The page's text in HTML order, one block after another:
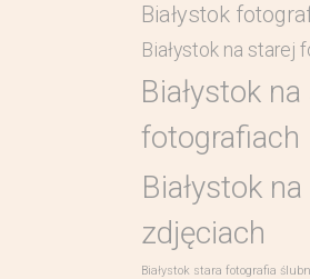
Białystok
Białystok na starej
Białystok
fotografiach
Białystok
zdjęciach
Białystok stara fotografia